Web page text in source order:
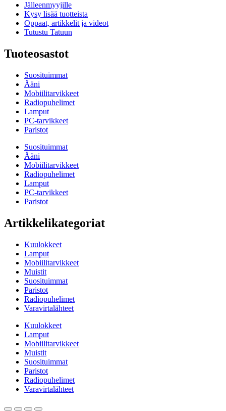
Jälleenmyyjille
Kysy lisää tuotteista
Oppaat, artikkelit ja videot
Tutustu Tatuun
Tuoteosastot
Suosituimmat
Ääni
Mobiilitarvikkeet
Radiopuhelimet
Lamput
PC-tarvikkeet
Paristot
Suosituimmat
Ääni
Mobiilitarvikkeet
Radiopuhelimet
Lamput
PC-tarvikkeet
Paristot
Artikkelikategoriat
Kuulokkeet
Lamput
Mobiilitarvikkeet
Muistit
Suosituimmat
Paristot
Radiopuhelimet
Varavirtalähteet
Kuulokkeet
Lamput
Mobiilitarvikkeet
Muistit
Suosituimmat
Paristot
Radiopuhelimet
Varavirtalähteet